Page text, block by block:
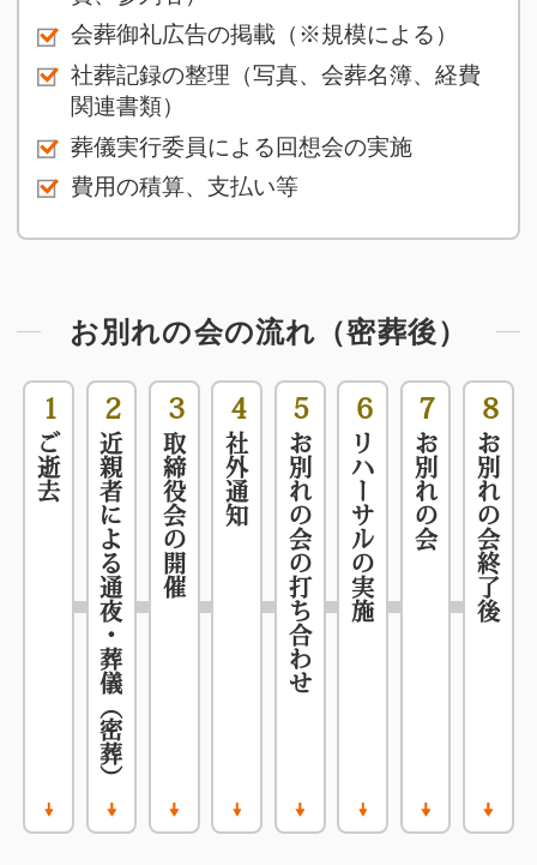
会葬御礼広告の掲載（※規模による）
社葬記録の整理（写真、会葬名簿、経費
関連書類）
葬儀実行委員による回想会の実施
費用の積算、支払い等
お別れの会の流れ（密葬後）
1
ご逝去
2
近親者による通夜・葬儀（密葬）
3
取締役会の開催
4
社外通知
5
お別れの会の打ち合わせ
6
リハーサルの実施
7
お別れの会
8
お別れの会終了後